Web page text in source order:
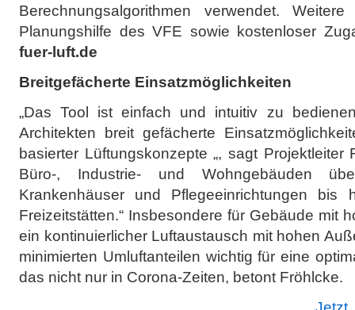
Berechnungsalgorithmen verwendet.
Planungshilfe des VFE sowie kostenloser
fuer-luft.de
Breitgefächerte Einsatzmöglichkeiten
„Das Tool ist einfach und intuitiv zu
Architekten breit gefächerte
basierter Lüftungskonzepte „, sagt Projektleiter
Büro-, Industrie- und Wohngebäuden
Krankenhäuser und Pflegeeinrichtungen
Freizeitstätten.“ Insbesondere für Gebäude mit
ein kontinuierlicher Luftaustausch mit hohen
minimierten Umluftanteilen wichtig für eine
das nicht nur in Corona-Zeiten, betont Fröhlcke.